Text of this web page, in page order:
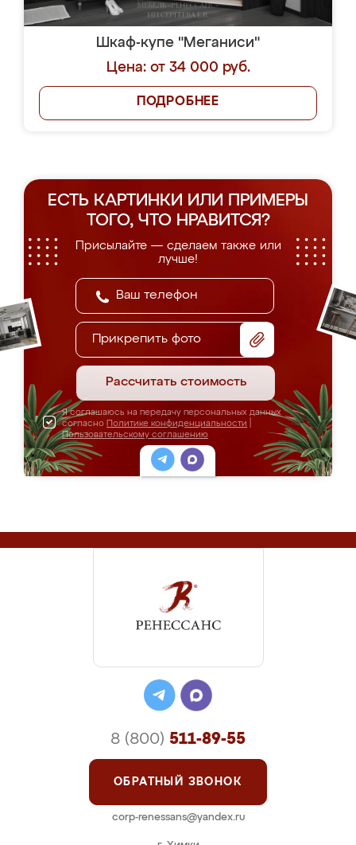
Шкаф-купе "Меганиси"
Цена: от 34 000 руб.
ПОДРОБНЕЕ
ЕСТЬ КАРТИНКИ ИЛИ ПРИМЕРЫ
ТОГО, ЧТО НРАВИТСЯ?
Присылайте — сделаем также или
лучше!
Прикрепить фото
Рассчитать стоимость
Я соглашаюсь на передачу персональных данных
согласно Политике конфиденциальности
Пользовательскому соглашению
8 (800) 511-89-55
ОБРАТНЫЙ ЗВОНОК
corp-renessans@yandex.ru